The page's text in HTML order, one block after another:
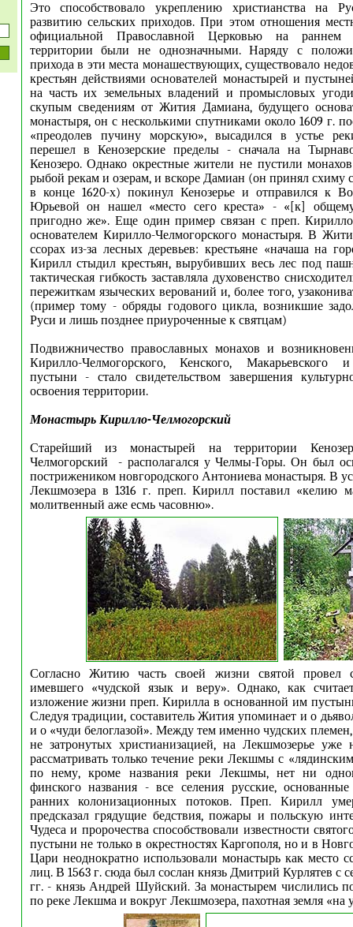
Это способствовало укреплению христианства на
развитию сельских приходов. При этом отношения
официальной Православной Церковью на раннем
территории были не однозначными. Наряду с
прихода в эти места монашествующих, существовало
крестьян действиями основателей монастырей и
на часть их земельных владений и промысловых
скупым сведениям от Жития Дамиана, будущего
монастыря, он с несколькими спутниками около 1609 г.
«преодолев пучину морскую», высадился в устье
перешел в Кенозерские пределы - сначала на
Кенозеро. Однако окрестные жители не пустили
рыбой рекам и озерам, и вскоре Дамиан (он принял схиму
в конце 1620-х) покинул Кенозерье и отправился к
Юрьевой он нашел «место сего креста» - «[к]
пригодно же». Еще один пример связан с преп.
основателем Кирилло-Челмогорского монастыря. В
ссорах из-за лесных деревьев: крестьяне «начаша на
Кирилл стыдил крестьян, вырубивших весь лес под
тактическая гибкость заставляла духовенство
пережиткам языческих верований и, более того,
(пример тому - обряды годового цикла, возникшие
Руси и лишь позднее приуроченные к святцам)
Подвижничество православных монахов и
Кирилло-Челмогорского, Кенского, Макарьевского
пустыни - стало свидетельством завершения
освоения территории.
Монастырь Кирилло-Челмогорский
Старейший из монастырей на территории
Челмогорский - располагался у Челмы-Горы. Он был
пострижеником новгородского Антониева монастыря. В
Лекшмозера в 1316 г. преп. Кирилл поставил «келию
молитвенный аже есмь часовню».
Согласно Житию часть своей жизни святой провел
имевшего «чудской язык и веру». Однако, как
изложение жизни преп. Кирилла в основанной им
Следуя традиции, составитель Жития упоминает и о
и о «чуди белоглазой». Между тем именно чудских
не затронутых христианизацией, на Лекшмозерье
рассматривать только течение реки Лекшмы с
по нему, кроме названия реки Лекшмы, нет ни
финского названия - все селения русские,
ранних колонизационных потоков. Преп. Кирилл
предсказал грядущие бедствия, пожары и польскую
Чудеса и пророчества способствовали известности
пустыни не только в окрестностях Каргополя, но и в
Цари неоднократно использовали монастырь как место
лиц. В 1563 г. сюда был сослан князь Дмитрий Курлятев с
гг. - князь Андрей Шуйский. За монастырем числились
по реке Лекшма и вокруг Лекшмозера, пахотная земля «на